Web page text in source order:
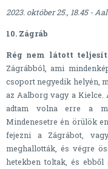
2023. október 25., 18.45 -
10. Zágráb
Rég nem látott
Zágrábból, ami
csoport negyedik helyén,
az Aalborg vagy a Kielce.
adtam volna erre a
Mindenesetre én örülök
fejezni a Zágrábot,
meghallották, és végre
hetekben toltak, és ebből